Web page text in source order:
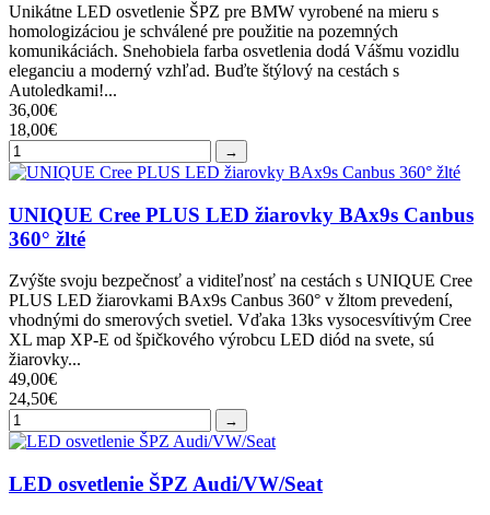
Unikátne LED osvetlenie ŠPZ pre BMW vyrobené na mieru s
homologizáciou je schválené pre použitie na pozemných
komunikáciách. Snehobiela farba osvetlenia dodá Vášmu vozidlu
eleganciu a moderný vzhľad. Buďte štýlový na cestách s
Autoledkami!...
36,00€
18,00€
→
UNIQUE Cree PLUS LED žiarovky BAx9s Canbus
360° žlté
Zvýšte svoju bezpečnosť a viditeľnosť na cestách s UNIQUE Cree
PLUS LED žiarovkami BAx9s Canbus 360° v žltom prevedení,
vhodnými do smerových svetiel. Vďaka 13ks vysocesvítivým Cree
XL map XP-E od špičkového výrobcu LED diód na svete, sú
žiarovky...
49,00€
24,50€
→
LED osvetlenie ŠPZ Audi/VW/Seat